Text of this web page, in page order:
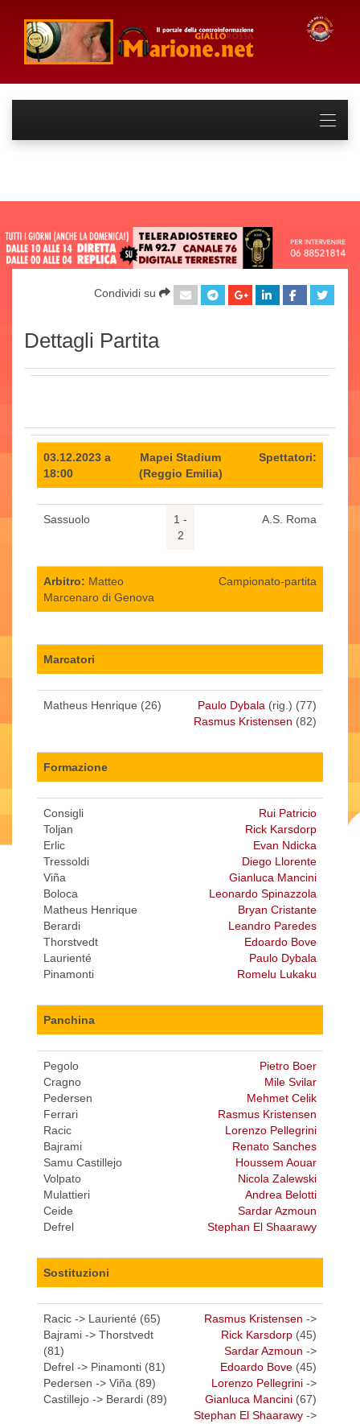
Condividi su
Dettagli Partita
03.12.2023 a
18:00
Mapei Stadium
(Reggio Emilia)
Spettatori:
Sassuolo
1 -
2
A.S. Roma
Arbitro: Matteo
Marcenaro di Genova
Campionato-partita
Marcatori
Matheus Henrique (26) Paulo Dybala (rig.) (77)
Rasmus Kristensen (82)
Formazione
Consigli
Toljan
Erlic
Tressoldi
Viña
Boloca
Matheus Henrique
Berardi
Thorstvedt
Laurienté
Pinamonti
Rui Patricio
Rick Karsdorp
Evan Ndicka
Diego Llorente
Gianluca Mancini
Leonardo Spinazzola
Bryan Cristante
Leandro Paredes
Edoardo Bove
Paulo Dybala
Romelu Lukaku
Panchina
Pegolo
Cragno
Pedersen
Ferrari
Racic
Bajrami
Samu Castillejo
Volpato
Mulattieri
Ceide
Defrel
Pietro Boer
Mile Svilar
Mehmet Celik
Rasmus Kristensen
Lorenzo Pellegrini
Renato Sanches
Houssem Aouar
Nicola Zalewski
Andrea Belotti
Sardar Azmoun
Stephan El Shaarawy
Sostituzioni
Racic -> Laurienté (65)
Bajrami -> Thorstvedt
(81)
Defrel -> Pinamonti (81)
Pedersen -> Viña (89)
Castillejo -> Berardi (89)
Rasmus Kristensen ->
Rick Karsdorp (45)
Sardar Azmoun ->
Edoardo Bove (45)
Lorenzo Pellegrini ->
Gianluca Mancini (67)
Stephan El Shaarawy ->